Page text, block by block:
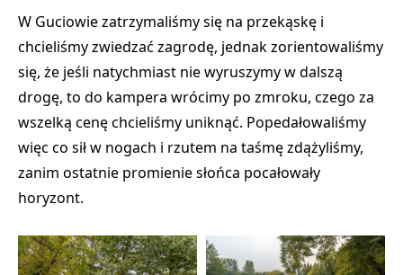
W Guciowie zatrzymaliśmy się na przekąskę i
chcieliśmy zwiedzać zagrodę, jednak zorientowaliśmy
się, że jeśli natychmiast nie wyruszymy w dalszą
drogę, to do kampera wrócimy po zmroku, czego za
wszelką cenę chcieliśmy uniknąć. Popedałowaliśmy
więc co sił w nogach i rzutem na taśmę zdążyliśmy,
zanim ostatnie promienie słońca pocałowały
horyzont.